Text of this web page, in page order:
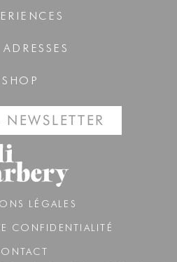
SHOP
LÉGALES
CONFIDENTIALITÉ